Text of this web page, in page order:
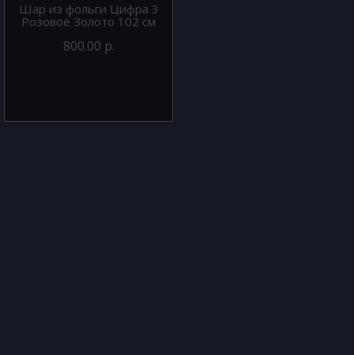
Шар из фольги Цифра 3
Розовое Золото 102 см
800.00 р.